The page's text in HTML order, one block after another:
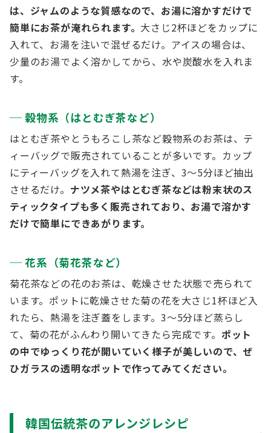
は、ジャムのような質感なので、お湯に溶かすだけで
簡単にお茶が淹れられます。 大さじ2杯ほどをカップに
入れて、お湯を注いで混ぜるだけ。アイスの場合は、
少量のお湯でよく溶かしてから、水や炭酸水を入れま
す。
穀物系（はとむぎ茶など）
はとむぎ茶やとうもろこし茶など穀物系のお茶は、テ
ィーバッグで販売されていることが多いです。カップ
にティーバッグを入れて熱湯を注ぎ、3～5分ほど抽出
させるだけ。 ナツメ茶やはとむぎ茶などは粉末状のス
ティックタイプも多く販売されており、お湯で溶かす
だけで簡単にできあがります。
花系（菊花茶など）
菊花茶などの花のお茶は、乾燥させた状態で売られて
います。ポットに乾燥させた菊の花を大さじ1杯ほど入
れたら、熱湯を注ぎ蓋をします。3～5分ほど蒸らし
て、菊の花がふんわり開いてきたら完成です。 ポット
の中でゆっくり花が開いていく様子が美しいので、ぜ
ひガラスの透明なポットで作ってみてください。
韓国伝統茶のアレンジレシピ